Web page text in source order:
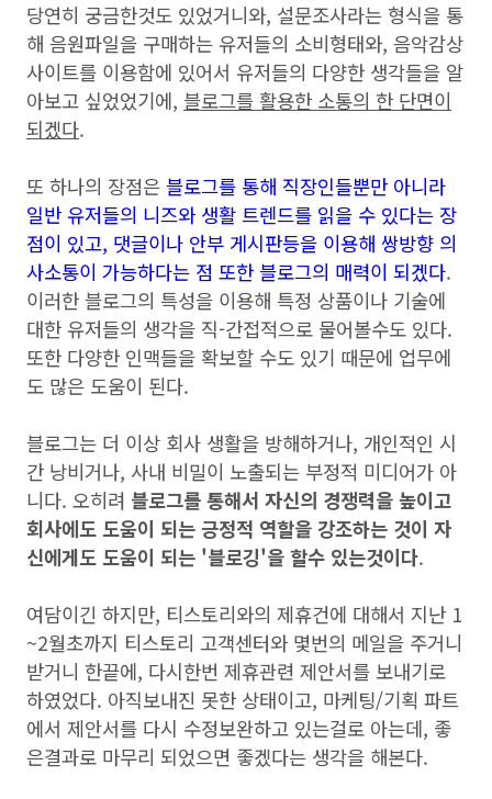
당연히 궁금한것도 있었거니와, 설문조사라는 형식을 통
해 음원파일을 구매하는 유저들의 소비형태와, 음악감상
사이트를 이용함에 있어서 유저들의 다양한 생각들을 알
아보고 싶었었기에, 블로그를 활용한 소통의 한 단면이
되겠다.
또 하나의 장점은 블로그를 통해 직장인들뿐만 아니라
일반 유저들의 니즈와 생활 트렌드를 읽을 수 있다는 장
점이 있고, 댓글이나 안부 게시판등을 이용해 쌍방향 의
사소통이 가능하다는 점 또한 블로그의 매력이 되겠다.
이러한 블로그의 특성을 이용해 특정 상품이나 기술에
대한 유저들의 생각을 직-간접적으로 물어볼수도 있다.
또한 다양한 인맥들을 확보할 수도 있기 때문에 업무에
도 많은 도움이 된다.
블로그는 더 이상 회사 생활을 방해하거나, 개인적인 시
간 낭비거나, 사내 비밀이 노출되는 부정적 미디어가 아
니다. 오히려 블로그를 통해서 자신의 경쟁력을 높이고
회사에도 도움이 되는 긍정적 역할을 강조하는 것이 자
신에게도 도움이 되는 '블로깅'을 할수 있는것이다.
여담이긴 하지만, 티스토리와의 제휴건에 대해서 지난 1
~2월초까지 티스토리 고객센터와 몇번의 메일을 주거니
받거니 한끝에, 다시한번 제휴관련 제안서를 보내기로
하였었다. 아직보내진 못한 상태이고, 마케팅/기획 파트
에서 제안서를 다시 수정보완하고 있는걸로 아는데, 좋
은결과로 마무리 되었으면 좋겠다는 생각을 해본다.